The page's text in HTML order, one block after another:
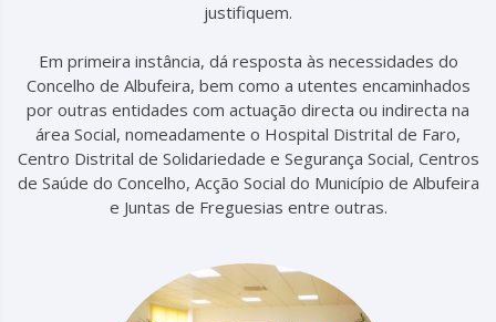
justifiquem.
Em primeira instância, dá resposta às necessidades do
Concelho de Albufeira, bem como a utentes encaminhados
por outras entidades com actuação directa ou indirecta na
área Social, nomeadamente o Hospital Distrital de Faro,
Centro Distrital de Solidariedade e Segurança Social, Centros
de Saúde do Concelho, Acção Social do Município de Albufeira
e Juntas de Freguesias entre outras.